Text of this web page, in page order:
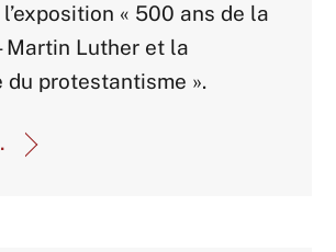
« 500 ans de la
Martin Luther et la
du protestantisme ».